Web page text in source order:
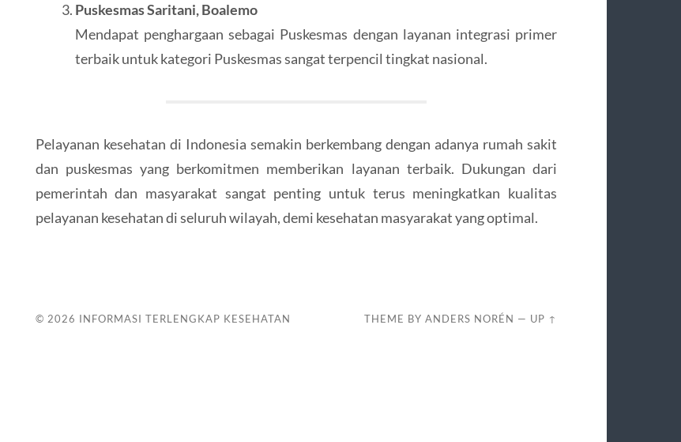
Puskesmas Saritani, Boalemo
Mendapat penghargaan sebagai Puskesmas dengan layanan integrasi primer
terbaik untuk kategori Puskesmas sangat terpencil tingkat nasional.
Pelayanan kesehatan di Indonesia semakin berkembang dengan adanya rumah sakit
dan puskesmas yang berkomitmen memberikan layanan terbaik. Dukungan dari
pemerintah dan masyarakat sangat penting untuk terus meningkatkan kualitas
pelayanan kesehatan di seluruh wilayah, demi kesehatan masyarakat yang optimal.
© 2026 INFORMASI TERLENGKAP KESEHATAN THEME BYANDERS NORÉN — UP ↑